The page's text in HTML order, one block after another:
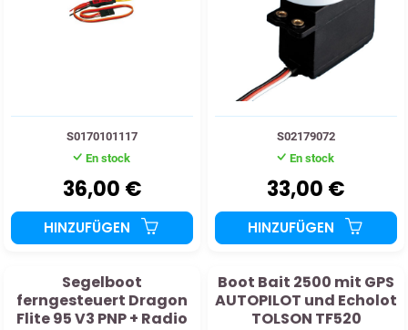
S0170101117
En stock
36,00 €
HINZUFÜGEN
S02179072
En stock
33,00 €
HINZUFÜGEN
Segelboot
ferngesteuert Dragon
Flite 95 V3 PNP + Radio
Boot Bait 2500 mit GPS
AUTOPILOT und Echolot
TOLSON TF520